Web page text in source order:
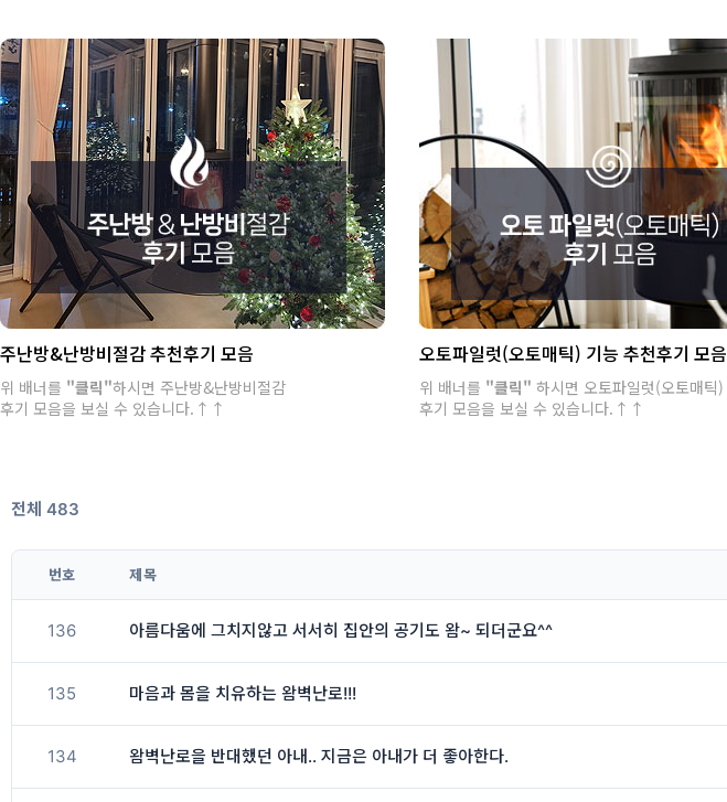
주난방&난방비절감 추천후기 모음
위 배너를 "클릭"하시면 주난방&난방비절감
후기 모음을 보실 수 있습니다.↑↑
오토파일럿(오토매틱) 기능 추천후기 모음
위 배너를 "클릭" 하시면 오토파일럿(오토매틱)
후기 모음을 보실 수 있습니다.↑↑
전체 483
번호 제목
136 아름다움에 그치지않고 서서히 집안의 공기도 왐~ 되더군요^^
135 마음과 몸을 치유하는 왐벽난로!!!
134 왐벽난로을 반대했던 아내.. 지금은 아내가 더 좋아한다.